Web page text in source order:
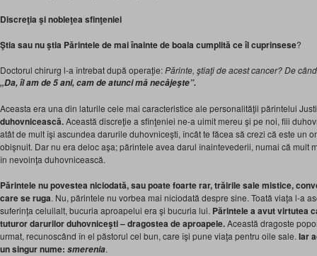
Discreţia şi nobleţea sfinţeniei
Ştia sau nu ştia Părintele de mai înainte de boala cumplită ce îl cuprinsese?
Doctorul chirurg l-a întrebat după operaţie:Părinte, ştiaţi de acest cancer? De
„Da, îl am de 5 ani, cam de atunci mă necăjeşte”.
Aceasta era una din laturile cele mai caracteristice ale personalităţii părintelui
duhovnicească.Această discreţie a sfinţeniei ne-a uimit mereu şi pe noi, fiii
atât de mult îşi ascundea darurile duhovniceşti, încât te făcea să crezi că este un
obişnuit. Dar nu era deloc aşa; părintele avea darul înaintevederii, numai că mult
în nevoinţa duhovnicească.
Părintele nu povestea niciodată, saupoate foarterar, trăirile sale mistice,
care se ruga. Nu, părintele nu vorbea mai niciodată despre sine. Toată viaţa l-a
suferinţa celuilalt, bucuria aproapelui era şi bucuria lui. Părintele a avut virtutea
tuturordarurilor duhovniceşti – dragostea de aproapele.Această dragoste
urmat, recunoscând în el păstorul cel bun, care îşi pune viaţa pentru oile sale. Iar
un singur nume: smerenia.